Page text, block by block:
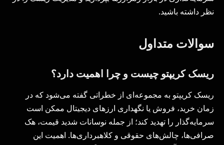
نظر داشته باشید.
سوالات متداول
ریسک کریپتو چیست و چرا اهمیت دارد؟
ریسک کریپتو به مجموعه‌ای از خطراتی گفته می‌شود که در
زمان خرید، فروش یا نگهداری ارزهای دیجیتال ممکن است
سرمایه‌گذار را تهدید کند؛ از جمله نوسانات شدید قیمت، هک
صرافی‌ها، چالش‌های حقوقی و کلاهبرداری‌ها. اهمیت این